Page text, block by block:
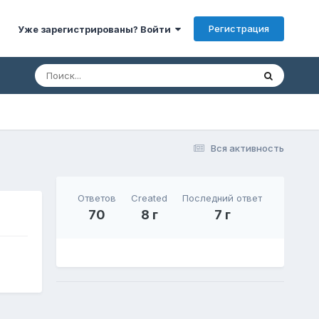
Уже зарегистрированы? Войти Регистрация
Вся активность
Ответов
70
Created
8 г
Последний ответ
7 г